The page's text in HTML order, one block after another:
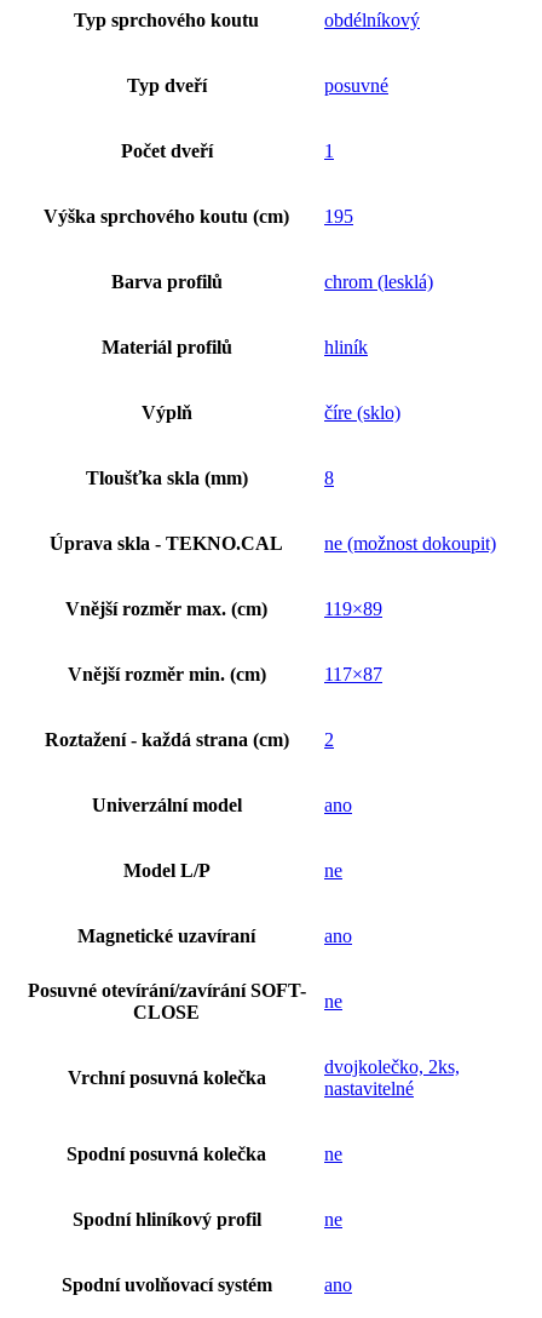
Typ sprchového koutu obdélníkový
Typ dveří posuvné
Počet dveří 1
Výška sprchového koutu (cm) 195
Barva profilů chrom (lesklá)
Materiál profilů hliník
Výplň číre (sklo)
Tloušťka skla (mm) 8
Úprava skla - TEKNO.CAL ne (možnost dokoupit)
Vnější rozměr max. (cm) 119×89
Vnější rozměr min. (cm) 117×87
Roztažení - každá strana (cm) 2
Univerzální model ano
Model L/P ne
Magnetické uzavíraní ano
Posuvné otevírání/zavírání SOFT-
CLOSE
ne
Vrchní posuvná kolečka
dvojkolečko, 2ks,
nastavitelné
Spodní posuvná kolečka ne
Spodní hliníkový profil ne
Spodní uvolňovací systém ano